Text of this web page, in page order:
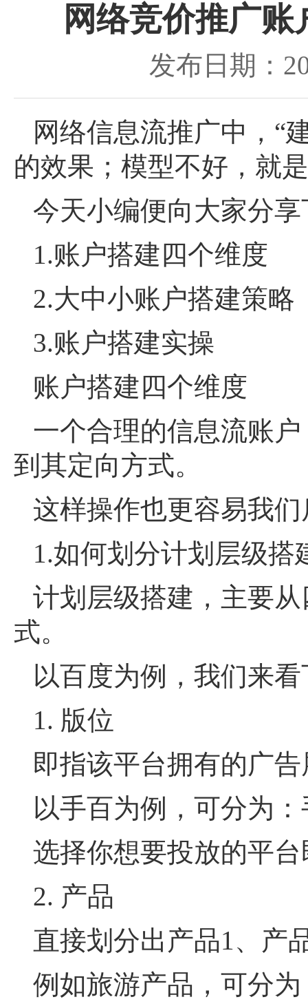
网络竞价推广
发布日期：
网络信息流推广中，“
的效果；模型不好，就
今天小编便向大家分
1.账户搭建四个维度
2.大中小账户搭建策略
3.账户搭建实操
账户搭建四个维度
一个合理的信息流账
到其定向方式。
这样操作也更容易我
1.如何划分计划层级搭
计划层级搭建，主要
式。
以百度为例，我们来
1. 版位
即指该平台拥有的广
以手百为例，可分为
选择你想要投放的平
2. 产品
直接划分出产品1、产
例如旅游产品，可分